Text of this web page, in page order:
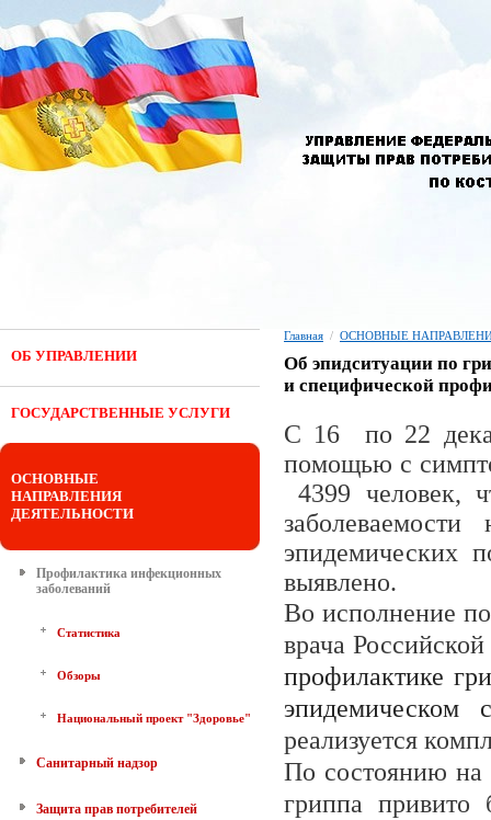
ОБ УПРАВЛЕНИИ
ГОСУДАРСТВЕННЫЕ УСЛУГИ
ОСНОВНЫЕ
НАПРАВЛЕНИЯ
ДЕЯТЕЛЬНОСТИ
Профилактика инфекционных
заболеваний
Статистика
Обзоры
Национальный проект "Здоровье"
Санитарный надзор
Защита прав потребителей
Главная / ОСНОВНЫЕ
Об эпидситуации по
и специфической
С 16 по 22
помощью с
4399 человек,
эпидемических
выявлено.
Во исполнение
врача
профилактике
эпидемическом
реализуется
По состоянию на
гриппа